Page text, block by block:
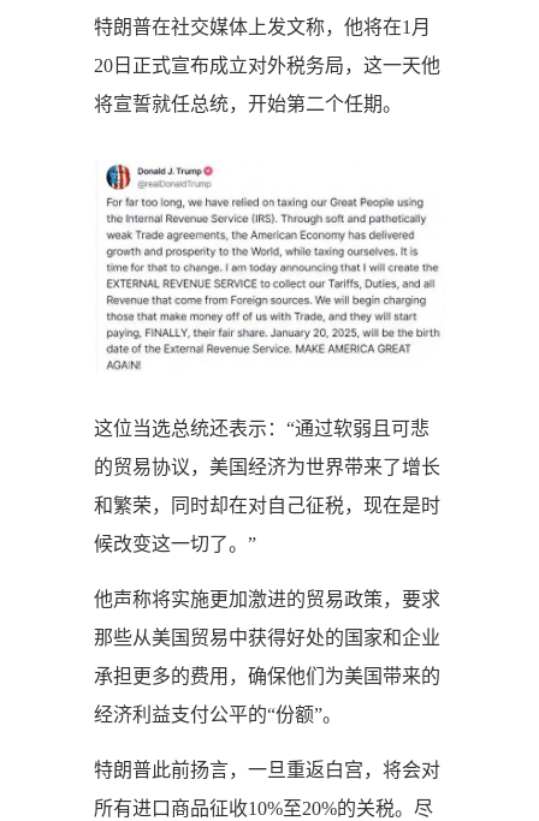
特朗普在社交媒体上发文称，他将在1月
20日正式宣布成立对外税务局，这一天他
将宣誓就任总统，开始第二个任期。
这位当选总统还表示：“通过软弱且可悲
的贸易协议，美国经济为世界带来了增长
和繁荣，同时却在对自己征税，现在是时
候改变这一切了。”
他声称将实施更加激进的贸易政策，要求
那些从美国贸易中获得好处的国家和企业
承担更多的费用，确保他们为美国带来的
经济利益支付公平的“份额”。
特朗普此前扬言，一旦重返白宫，将会对
所有进口商品征收10%至20%的关税。尽